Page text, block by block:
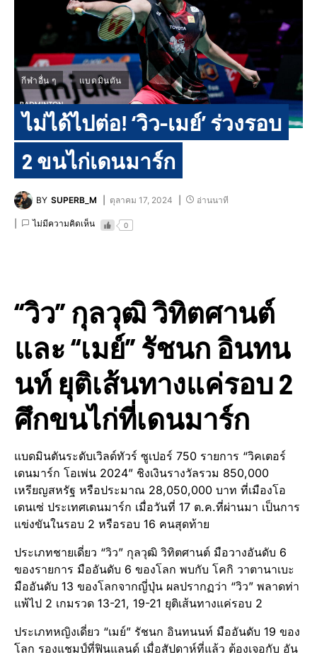
กีฬาอื่น ๆ แบดมินตัน
ไม่ได้ไปต่อ! ‘วิว-เมย์’ ร่วงรอบ
2 ขนไก่เดนมาร์ก
BY SUPERB_M ตุลาคม 17, 2024 อ่านนาที
ไม่มีความคิดเห็น 0
“วิว” กุลวุฒิ วิทิตศานต์
และ “เมย์” รัชนก อินทน
นท์ ยุติเส้นทางแค่รอบ 2
ศึกขนไก่ที่เดนมาร์ก
แบดมินตันระดับเวิลด์ทัวร์ ซูเปอร์ 750 รายการ “วิคเตอร์
เดนมาร์ก โอเพ่น 2024” ชิงเงินรางวัลรวม 850,000
เหรียญสหรัฐ หรือประมาณ 28,050,000 บาท ที่เมืองโอ
เดนเซ่ ประเทศเดนมาร์ก เมื่อวันที่ 17 ต.ค.ที่ผ่านมา เป็นการ
แข่งขันในรอบ 2 หรือรอบ 16 คนสุดท้าย
ประเภทชายเดี่ยว “วิว” กุลวุฒิ วิทิตศานต์ มือวางอันดับ 6
ของรายการ มืออันดับ 6 ของโลก พบกับ โคกิ วาตานาเบะ
มืออันดับ 13 ของโลกจากญี่ปุ่น ผลปรากฏว่า “วิว” พลาดท่า
แพ้ไป 2 เกมรวด 13-21, 19-21 ยุติเส้นทางแค่รอบ 2
ประเภทหญิงเดี่ยว “เมย์” รัชนก อินทนนท์ มืออันดับ 19 ของ
โลก รองแชมป์ที่ฟินแลนด์ เมื่อสัปดาห์ที่แล้ว ต้องเจอกับ อัน